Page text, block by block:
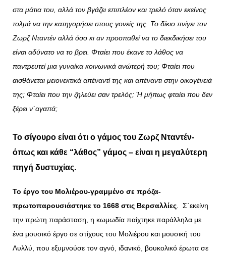
στα μάτια του, αλλά τον βγάζει επιπλέον και τρελό όταν εκείνος
τολμά να την κατηγορήσει στους γονείς της. Το δίκιο πνίγει τον
Ζωρζ Νταντέν αλλά όσο κι αν προσπαθεί να το διεκδικήσει του
είναι αδύνατο να το βρει. Φταίει που έκανε το λάθος να
παντρευτεί μια γυναίκα κοινωνικά ανώτερή του; Φταίει που
αισθάνεται μειονεκτικά απέναντί της και απέναντι στην οικογένειά
της; Φταίει που την ζηλεύει σαν τρελός; Ή μήπως φταίει που δεν
ξέρει ν΄αγαπά;
Το σίγουρο είναι ότι ο γάμος του Ζωρζ Νταντέν-
όπως και κάθε “λάθος” γάμος – είναι η μεγαλύτερη
πηγή δυστυχίας.
Το έργο του Μολιέρου-γραμμένο σε πρόζα-
πρωτοπαρουσιάστηκε το 1668 στις Βερσαλλίες . Σ΄εκείνη
την πρώτη παράσταση, η κωμωδία παίχτηκε παράλληλα με
ένα μουσικό έργο σε στίχους του Μολιέρου και μουσική του
Λυλλύ, που εξυμνούσε τον αγνό, ιδανικό, βουκολικό έρωτα σε